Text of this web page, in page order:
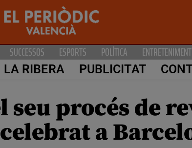
SUCCESSOS ESPORTS POLÍTICA ENTRETENIMENT
LA RIBERA PUBLICITAT
seu procés de
a